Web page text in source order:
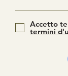
Accetto
termini